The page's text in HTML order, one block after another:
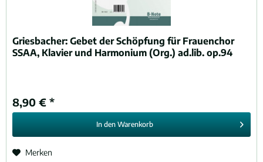
Griesbacher:Gebet der Schöpfung für Frauenchor
SSAA, Klavier und Harmonium (Org.) ad.lib. op.94
8,90 € *
In den Warenkorb
Merken